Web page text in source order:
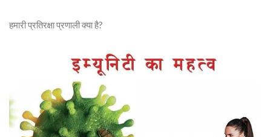
हमारी प्रतिरक्षा प्रणाली क्या है?